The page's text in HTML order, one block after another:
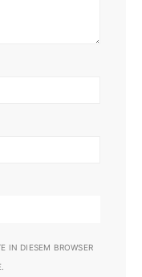
IN DIESEM BROWSER